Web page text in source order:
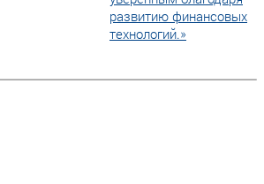
развитию финансовых
технологий.»